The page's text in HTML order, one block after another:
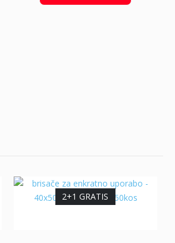
2+1 GRATIS